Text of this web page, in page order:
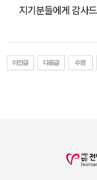
지기분들에게 감사